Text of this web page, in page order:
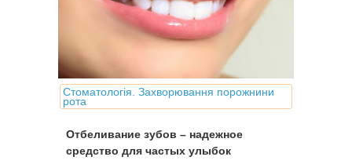
Стоматологія. Захворювання порожнини
рота
Отбеливание зубов – надежное
средство для частых улыбок